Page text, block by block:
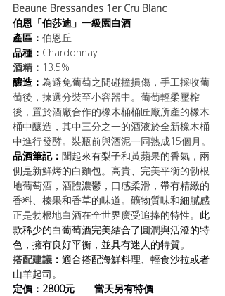
Beaune Bressandes 1er Cru Blanc
伯恩「伯莎迪」一級園白酒
產區： 伯恩丘
品種： Chardonnay
酒精： 13.5%
釀造： 為避免葡萄之間碰撞損傷，手工採收葡
萄後，揀選分裝至小容器中。葡萄輕柔壓榨
後，置於酒廠合作的橡木桶桶匠廠所產的橡木
桶中釀造，其中三分之一的酒液於全新橡木桶
中進行發酵。裝瓶前與酒泥一同熟成15個月。
品酒筆記： 聞起來有梨子和黃蘋果的香氣，兩
側是新鮮烤的白麵包。高貴、完美平衡的勃根
地葡萄酒，酒體濃鬱，口感柔滑，帶有精緻的
香料、榛果和香草的味道。礦物質味和細膩感
正是勃根地白酒在全世界廣受追捧的特性。 此
款稀少的白葡萄酒完美結合了圓潤與活潑的特
色，擁有良好平衡，並具有迷人的特質。
搭配建議 ： 適合搭配海鮮料理、輕食沙拉或者
山羊起司。
定價：2800元       當天另有特價